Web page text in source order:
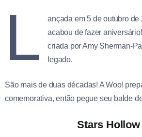
L ançada em 5 de outubro de
acabou de fazer
criada por Amy Sherman-
legado.
São mais de duas décadas! A Woo!
comemorativa, então pegue seu balde
Stars Hollow